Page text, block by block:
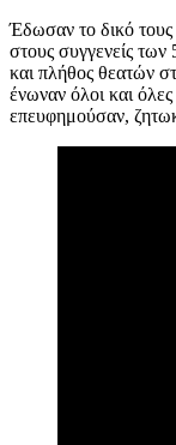
Έδωσαν το δικό
στους συγγενείς
και πλήθος θεατών
ένωναν όλοι και
επευφημούσαν,